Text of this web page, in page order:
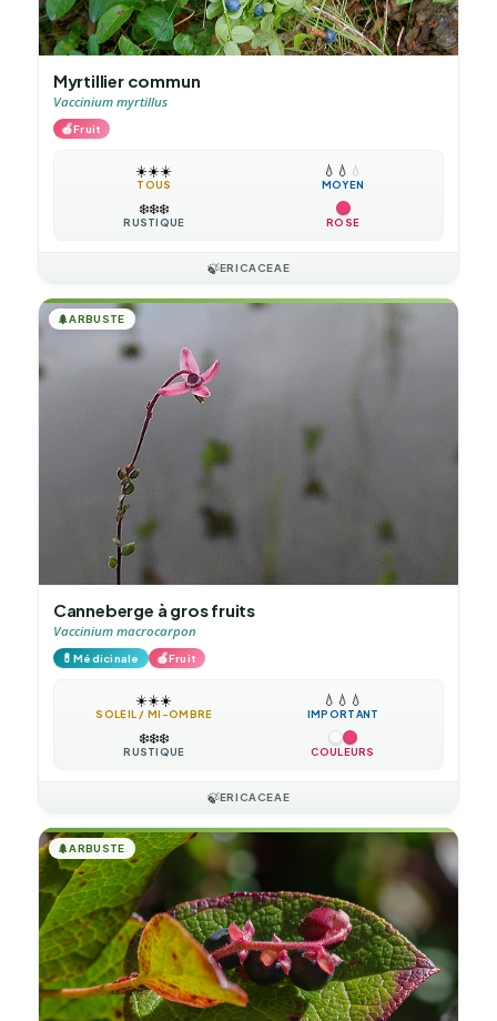
Myrtillier commun
Vaccinium myrtillus
🍎Fruit
☀️☀️☀️
TOUS
💧 💧 💧
MOYEN
❄️❄️❄️
RUSTIQUE ROSE
🍃ERICACEAE
🌲ARBUSTE
Canneberge à gros fruits
Vaccinium macrocarpon
💊Médicinale 🍎Fruit
☀️☀️☀️
SOLEIL / MI-OMBRE
💧 💧 💧
IMPORTANT
❄️❄️❄️
RUSTIQUE COULEURS
🍃ERICACEAE
🌲ARBUSTE